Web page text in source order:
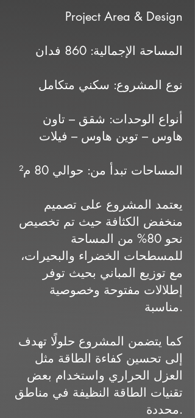
Project Area & Design
المساحة الإجمالية: 860 فدان
نوع المشروع: سكني متكامل
أنواع الوحدات: شقق – تاون
هاوس – توين هاوس – فيلات
المساحات تبدأ من: حوالي 80 م²
يعتمد المشروع على تصميم
منخفض الكثافة حيث تم تخصيص
نحو 80% من المساحة
للمسطحات الخضراء والبحيرات،
مع توزيع المباني بحيث توفر
إطلالات مفتوحة وخصوصية
مناسبة.
كما يتضمن المشروع حلولًا تهدف
إلى تحسين كفاءة الطاقة مثل
العزل الحراري واستخدام بعض
تقنيات الطاقة النظيفة في مناطق
محددة.